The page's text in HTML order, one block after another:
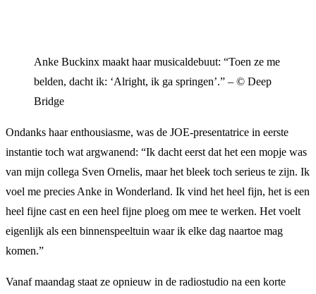
Anke Buckinx maakt haar musicaldebuut: “Toen ze me
belden, dacht ik: ‘Alright, ik ga springen’.” – © Deep
Bridge
Ondanks haar enthousiasme, was de JOE-presentatrice in eerste
instantie toch wat argwanend: “Ik dacht eerst dat het een mopje was
van mijn collega Sven Ornelis, maar het bleek toch serieus te zijn. Ik
voel me precies Anke in Wonderland. Ik vind het heel fijn, het is een
heel fijne cast en een heel fijne ploeg om mee te werken. Het voelt
eigenlijk als een binnenspeeltuin waar ik elke dag naartoe mag
komen.”
Vanaf maandag staat ze opnieuw in de radiostudio na een korte